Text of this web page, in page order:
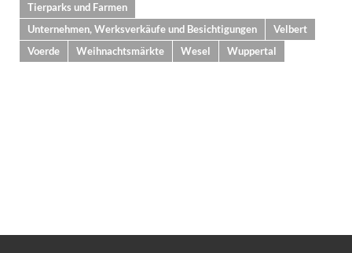
Tierparks und Farmen
Unternehmen, Werksverkäufe und Besichtigungen
Velbert
Voerde
Weihnachtsmärkte Wesel Wuppertal